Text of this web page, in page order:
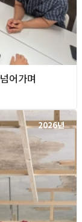
어가며
2026년